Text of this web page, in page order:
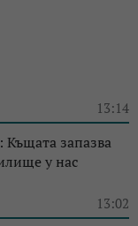
13:14
Къщата запазва
у нас
13:02